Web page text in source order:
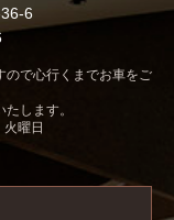
6
ので心行くまでお車をご
します。
曜日